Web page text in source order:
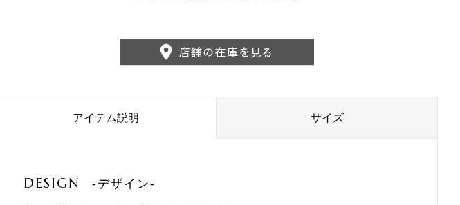
アイテム説明 サイズ
DESIGN -デザイン-